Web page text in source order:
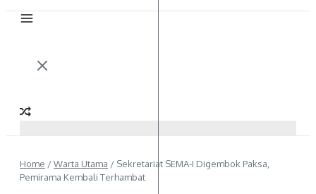
Home /Warta Utama / Sekretariat SEMA-I Digembok Paksa,
Pemirama Kembali Terhambat